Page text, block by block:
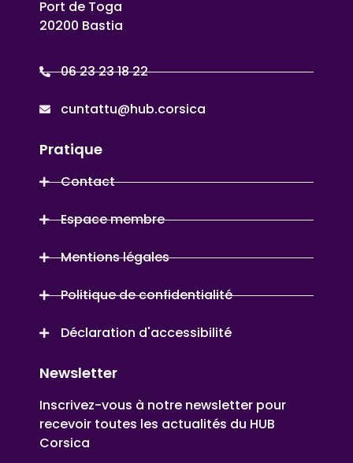
Port de Toga
20200 Bastia
06 23 23 18 22
cuntattu@hub.corsica
Pratique
Contact
Espace membre
Mentions légales
Politique de confidentialité
Déclaration d'accessibilité
Newsletter
Inscrivez-vous à notre newsletter pour
recevoir toutes les actualités du HUB
Corsica